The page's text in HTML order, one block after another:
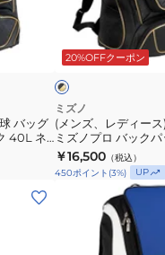
ル
ン
ワ
ン
バ
ッ
バッグ
40L ネ
ス)
野
球
バ
ッ
グ
20%OFFクーポン
ミズノ
(メンズ、レディー
ミズノプロ バック
1FJDD00190 F
￥16,500 （税込）
450ポイント (3%) UP